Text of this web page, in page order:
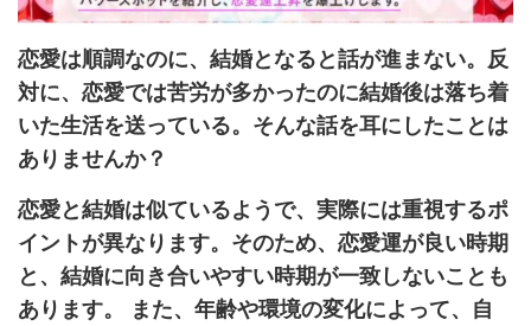
恋愛は順調なのに、結婚となると話が進まない。反
対に、恋愛では苦労が多かったのに結婚後は落ち着
いた生活を送っている。そんな話を耳にしたことは
ありませんか？
恋愛と結婚は似ているようで、実際には重視するポ
イントが異なります。そのため、恋愛運が良い時期
と、結婚に向き合いやすい時期が一致しないことも
あります。
また、年齢や環境の変化によって、自